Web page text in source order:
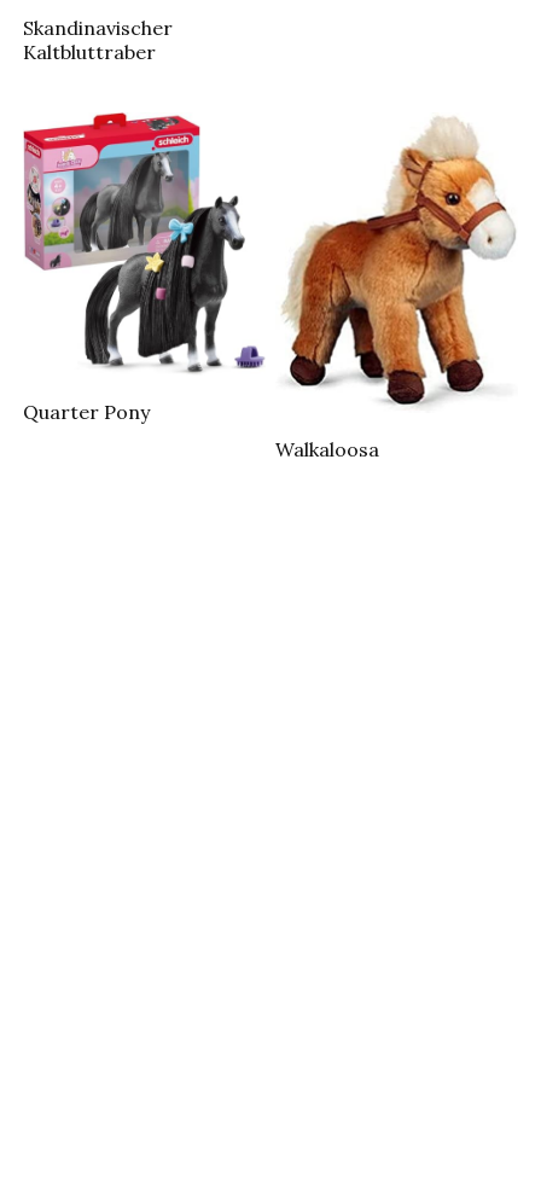
Skandinavischer
Kaltbluttraber
Quarter Pony
Walkaloosa